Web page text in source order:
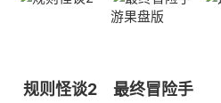
规则怪谈2
最终冒险手